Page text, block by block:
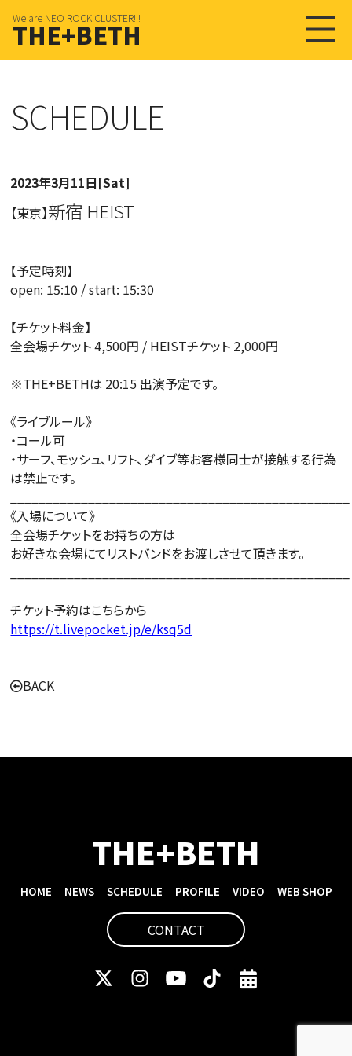
We are NEO ROCK CLUSTER!!!
THE+BETH
SCHEDULE
2023年3月11日[Sat]
【東京】新宿 HEIST
【予定時刻】
open: 15:10 / start: 15:30
【チケット料金】
全会場チケット 4,500円 / HEISTチケット 2,000円
※THE+BETHは 20:15 出演予定です。
《ライブルール》
・コール可
・サーフ、モッシュ、リフト、ダイブ等お客様同士が接触する行為
は禁止です。
《入場について》
全会場チケットをお持ちの方は
お好きな会場にてリストバンドをお渡しさせて頂きます。
チケット予約はこちらから
https://t.livepocket.jp/e/ksq5d
BACK
THE+BETH
HOME NEWS SCHEDULE PROFILE VIDEO WEB SHOP
CONTACT